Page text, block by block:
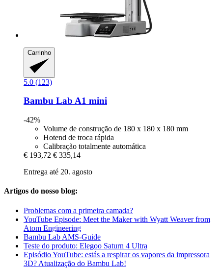
Carrinho
5.0 (123)
Bambu Lab A1 mini
-42%
Volume de construção de 180 x 180 x 180 mm
Hotend de troca rápida
Calibração totalmente automática
€ 193,72 € 335,14
Entrega até 20. agosto
Artigos do nosso blog:
Problemas com a primeira camada?
YouTube Episode: Meet the Maker with Wyatt Weaver from
Atom Engineering
Bambu Lab AMS-Guide
Teste do produto: Elegoo Saturn 4 Ultra
Episódio YouTube: estás a respirar os vapores da impressora
3D? Atualização do Bambu Lab!